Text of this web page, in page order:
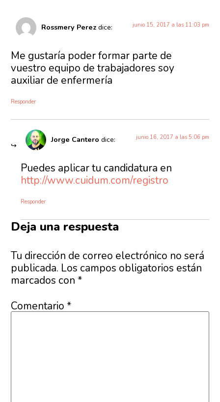
Rossmery Perez dice: junio 15, 2017 a las 11:03 pm
Me gustaría poder formar parte de
vuestro equipo de trabajadores soy
auxiliar de enfermería
Responder
Jorge Cantero dice: junio 16, 2017 a las 5:06 pm
Puedes aplicar tu candidatura en
http://www.cuidum.com/registro
Responder
Deja una respuesta
Tu dirección de correo electrónico no será
publicada. Los campos obligatorios están
marcados con*
Comentario*